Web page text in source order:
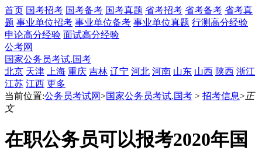
首页 国考招考 国考备考 国考真题 省考招考 省考备考 省考真
题 事业单位招考 事业单位备考 事业单位真题 行测高分经验
申论高分经验 面试高分经验
公考网
国家公务员考试.国考
北京 天津 上海 重庆 吉林 辽宁 河北 河南 山东 山西 陕西 浙江
江苏 江西 更多
当前位置:公务员考试网>国家公务员考试.国考 > 招考信息>正
文
在职公务员可以报考2020年国